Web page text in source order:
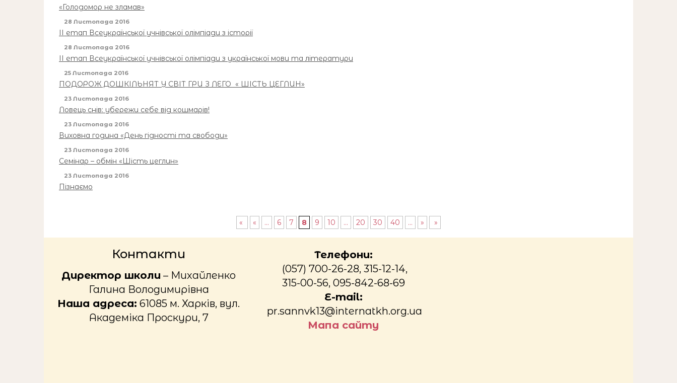
«Голодомор не зламав»
28 Листопада 2016
ІІ етап Всеукраїнської учнівської олімпіади з історії
28 Листопада 2016
ІІ етап Всеукраїнської учнівської олімпіади з української мови та літератури
25 Листопада 2016
ПОДОРОЖ ДОШКІЛЬНЯТ У СВІТ ГРИ З ЛЕГО « ШІСТЬ ЦЕГЛИН»
23 Листопада 2016
Ловець снів: убережи себе від кошмарів!
23 Листопада 2016
Виховна година «День гідності та свободи»
23 Листопада 2016
Семінар – обмін «Шість цеглин»
23 Листопада 2016
Пізнаємо
« « ... 6 7 8 9 10 ... 20 30 40 ... » »
Контакти
Директор школи – Михайленко
Галина Володимирівна
Наша адреса: 61085 м. Харків, вул.
Академіка Проскури, 7
Телефони:
(057) 700-26-28, 315-12-14,
315-00-56, 095-842-68-69
E-mail:
pr.sannvk13@internatkh.org.ua
Мапа сайту